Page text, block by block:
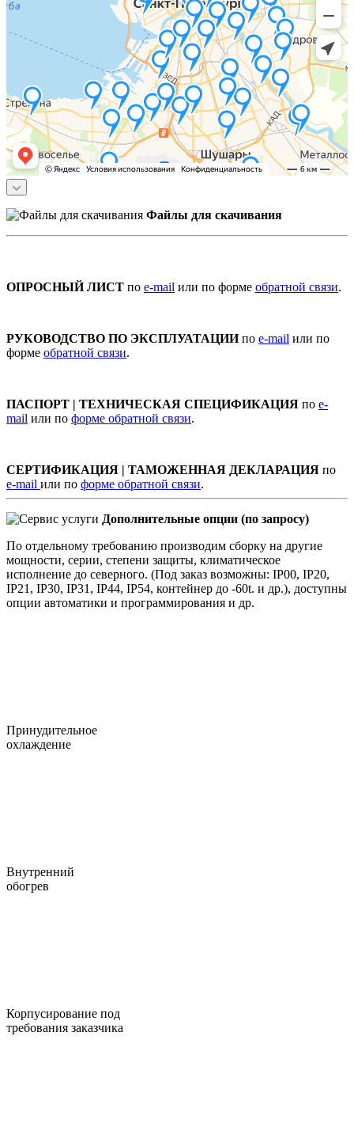
Файлы для скачивания
ОПРОСНЫЙ ЛИСТ по e-mail или по форме обратной связи.
РУКОВОДСТВО ПО ЭКСПЛУАТАЦИИпо e-mail или по
форме обратной связи.
ПАСПОРТ | ТЕХНИЧЕСКАЯ СПЕЦИФИКАЦИЯ по e-
mail или по форме обратной связи.
СЕРТИФИКАЦИЯ | ТАМОЖЕННАЯ ДЕКЛАРАЦИЯ по
e-mail или по форме обратной связи.
Дополнительные опции (по запросу)
По отдельному требованию производим сборку на другие
мощности, серии, степени защиты, климатическое
исполнение до северного. (Под заказ возможны: IP00, IP20,
IP21, IP30, IP31, IP44, IP54, контейнер до -60t. и др.), доступны
опции автоматики и программирования и др.
Принудительное
охлаждение
Внутренний
обогрев
Корпусирование под
требования заказчика